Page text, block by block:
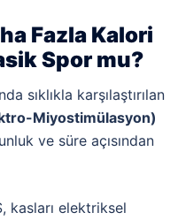
Fazla Kalori
Spor mu?
sıklıkla karşılaştırılan
Miyostimülasyon)
ve süre açısından
kasları elektriksel